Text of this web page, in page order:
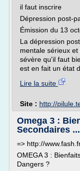
il faut inscrire
Dépression post-
Émission du 13
La dépression
mentale sérieux
sévère qu'il faut
est en fait un état
Lire la suite
Site : http://
Omega 3 :
Secondaires ...
=> http://
OMEGA 3 :
Dangers ?